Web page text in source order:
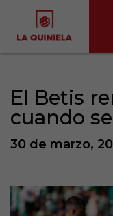
El Betis
cuando
30 de marzo,